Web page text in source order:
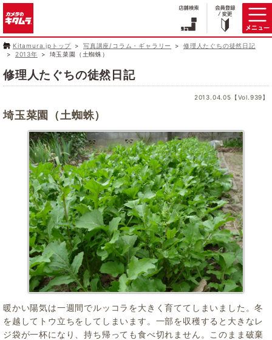
Kitamura.jpトップ 写真講座/コラム・ギャラリー
修理人たぐちの徒然日記
2013年
埼玉菜園（土蜘蛛）
修理人たぐちの徒然日記
2013.04.05【Vol.939】
埼玉菜園（土蜘蛛）
暖かい陽気は一週間でルッコラを大きく育ててしまいました。冬
を越してトウ立ちをしてしまいます。一部を収穫すると大きなレ
ジ袋が一杯になり、持ち帰っても食べ切れません。このまま破棄